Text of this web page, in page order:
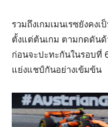
รวมถึงเกมเมนเรซยังค
ตั้งแต่ต้นเกม ตามกดดัน
ก่อนจะปะทะกันในรอบที่
แย่งแชป์กันอย่างเข้มข้น